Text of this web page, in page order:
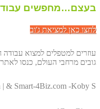
בעצם…מחפשים
לחצו כאן למציאת ג'וב
עוזרים למטפלים למצוא
גובים מרחבי העולם, כנסו
| & Smart-4Biz.com -Koby S